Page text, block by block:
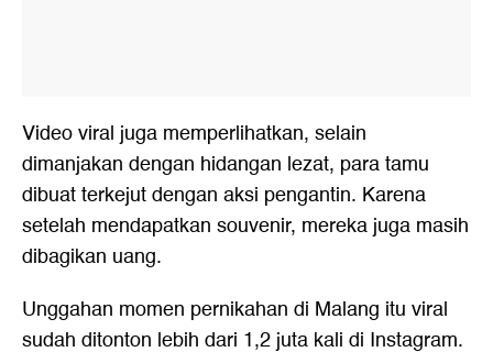
Video viral juga memperlihatkan, selain
dimanjakan dengan hidangan lezat, para tamu
dibuat terkejut dengan aksi pengantin. Karena
setelah mendapatkan souvenir, mereka juga masih
dibagikan uang.
Unggahan momen pernikahan di Malang itu viral
sudah ditonton lebih dari 1,2 juta kali di Instagram.